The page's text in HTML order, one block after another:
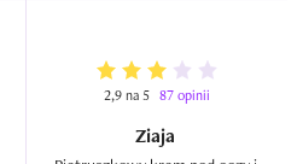
2,9 na 5 87 opinii
Ziaja